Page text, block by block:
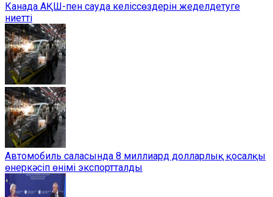
Канада АҚШ-пен сауда келіссөздерін жеделдетуге
ниетті
Автомобиль саласында 8 миллиард долларлық қосалқы
өнеркәсіп өнімі экспортталды